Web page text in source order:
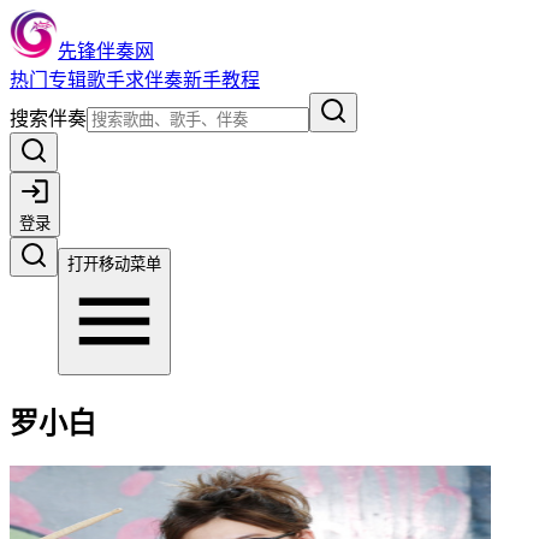
先锋伴奏网
热门 专辑歌手求伴奏新手教程
搜索伴奏
登录
打开移动菜单
罗小白